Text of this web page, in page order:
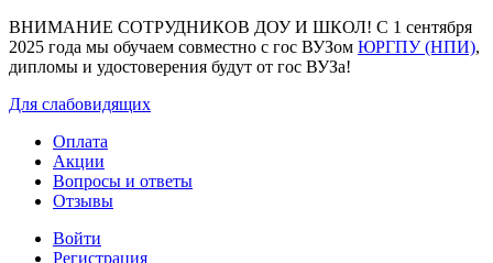
ВНИМАНИЕ СОТРУДНИКОВ ДОУ И ШКОЛ! С 1 сентября
2025 года мы обучаем совместно с гос ВУЗом ЮРГПУ (НПИ),
дипломы и удостоверения будут от гос ВУЗа!
Для слабовидящих
Оплата
Акции
Вопросы и ответы
Отзывы
Войти
Регистрация